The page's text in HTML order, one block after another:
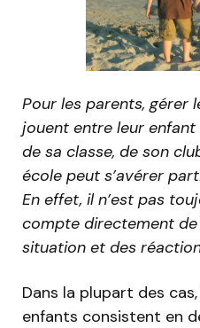
Pour les parents, gérer
jouent entre leur
de sa classe, de son
école peut s’avérer
En effet, il n’est pas
compte directement
situation et des
Dans la plupart des
enfants consistent en